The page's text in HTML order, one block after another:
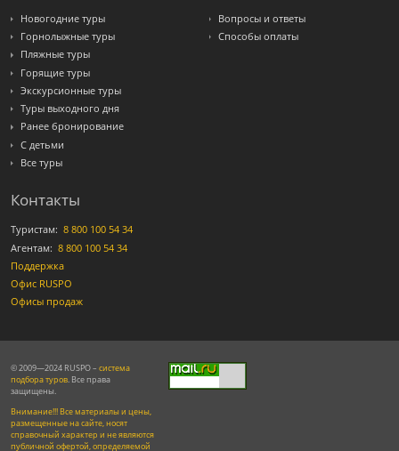
Новогодние туры
Горнолыжные туры
Пляжные туры
Горящие туры
Экскурсионные туры
Туры выходного дня
Ранее бронирование
С детьми
Все туры
Вопросы и ответы
Способы оплаты
Контакты
Туристам: 8 800 100 54 34
Агентам: 8 800 100 54 34
Поддержка
Офис RUSPO
Офисы продаж
© 2009—2024 RUSPO – система
подбора туров. Все права
защищены.
Внимание!!! Все материалы и цены,
размещенные на сайте, носят
справочный характер и не являются
публичной офертой, определяемой